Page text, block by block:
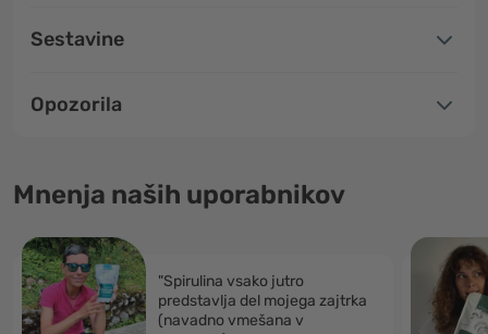
Sestavine
Opozorila
Mnenja naših uporabnikov
"Spirulina vsako jutro
predstavlja del mojega zajtrka
(navadno vmešana v